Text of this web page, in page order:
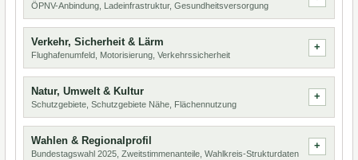
ÖPNV-Anbindung, Ladeinfrastruktur, Gesundheitsversorgung
Verkehr, Sicherheit & Lärm
Flughafenumfeld, Motorisierung, Verkehrssicherheit
Natur, Umwelt & Kultur
Schutzgebiete, Schutzgebiete Nähe, Flächennutzung
Wahlen & Regionalprofil
Bundestagswahl 2025, Zweitstimmenanteile, Wahlkreis-Strukturdaten